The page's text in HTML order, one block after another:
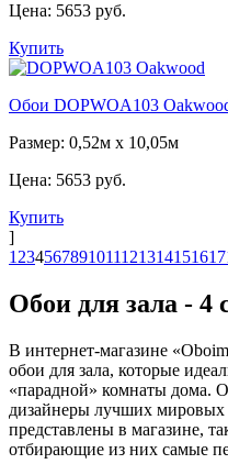
Цена: 5653 руб.
Купить
Обои DOPWOA103
Размер: 0,52м x 10,05м
Цена: 5653 руб.
Купить
]
1 234567891011121314151617
Обои для зала - 4
В интернет-магазине
обои для зала, которые
«парадной» комнаты дома.
дизайнеры лучших мировых
представлены в магазине,
отбирающие из них самые